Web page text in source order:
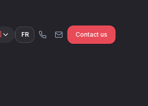
FR Contact us